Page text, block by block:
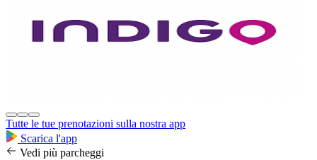
Tutte le tue prenotazioni sulla nostra app
Scarica l'app
Vedi più parcheggi